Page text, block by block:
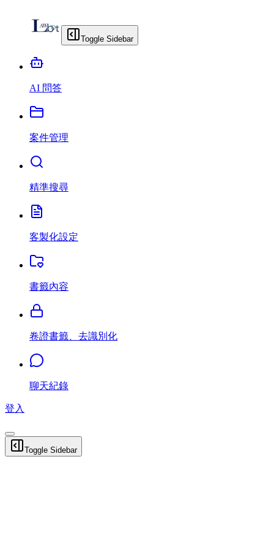
Toggle Sidebar
AI 問答
案件管理
精準搜尋
客製化設定
書籤內容
卷證書籤、去識別化
聊天紀錄
登入
Toggle Sidebar